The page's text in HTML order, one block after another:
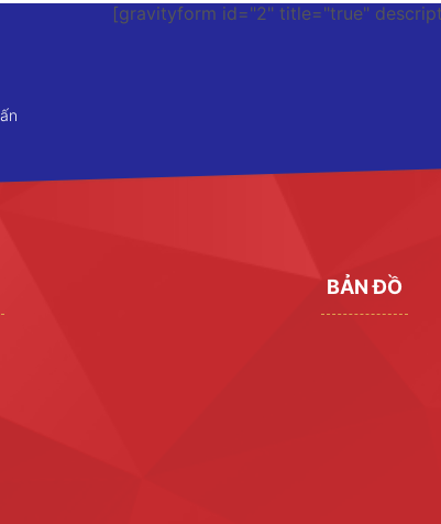
[gravityform id="2" title="true"
BẢN ĐỒ